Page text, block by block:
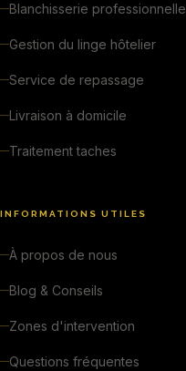
Blanchisserie professionnelle
Gestion du linge hôtelier
Service de repassage
Livraison à domicile
Traitement taches
INFORMATIONS UTILES
À propos de nous
Blog & Conseils
Zones d'intervention
Questions fréquentes